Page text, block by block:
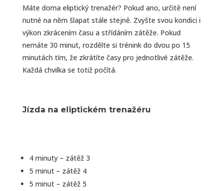
Máte doma eliptický trenažér? Pokud ano, určitě není
nutné na něm šlapat stále stejně. Zvyšte svou kondici i
výkon zkrácením času a střídáním zátěže. Pokud
nemáte 30 minut, rozdělte si trénink do dvou po 15
minutách tím, že zkrátíte časy pro jednotlivé zátěže.
Každá chvilka se totiž počítá.
Jízda na eliptickém trenažéru
4 minuty – zátěž 3
5 minut – zátěž 4
5 minut – zátěž 5